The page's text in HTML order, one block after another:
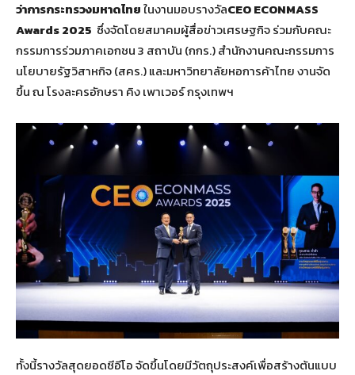
ว่าการกระทรวงมหาดไทยในงานมอบรางวัลCEO ECONMASS
Awards 2025 ซึ่งจัดโดยสมาคมผู้สื่อข่าวเศรษฐกิจ ร่วมกับคณะ
กรรมการร่วมภาคเอกชน 3 สถาบัน (กกร.) สำนักงานคณะกรรมการ
นโยบายรัฐวิสาหกิจ (สคร.) และมหาวิทยาลัยหอการค้าไทย งานจัด
ขึ้น ณ โรงละครอักษรา คิง เพาเวอร์ กรุงเทพฯ
ทั้งนี้รางวัลสุดยอดซีอีโอ จัดขึ้นโดยมีวัตถุประสงค์เพื่อสร้างต้นแบบ